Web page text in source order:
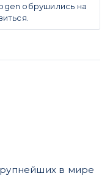
обрушились на
в мире